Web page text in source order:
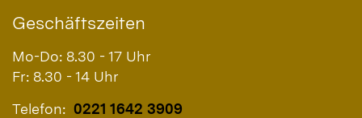
Geschäftszeiten
Mo-Do: 8.30 - 17 Uhr
Fr: 8.30 - 14 Uhr
Telefon: 0221 1642 3909